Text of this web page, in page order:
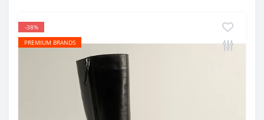
-38%
PREMIUM BRANDS